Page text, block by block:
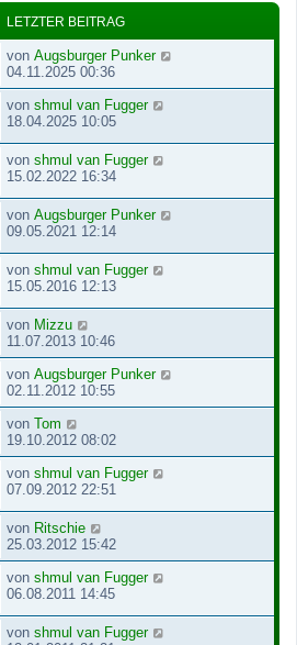
LETZTER BEITRAG
von Augsburger Punker
04.11.2025 00:36
von shmul van Fugger
18.04.2025 10:05
von shmul van Fugger
15.02.2022 16:34
von Augsburger Punker
09.05.2021 12:14
von shmul van Fugger
15.05.2016 12:13
von Mizzu
11.07.2013 10:46
von Augsburger Punker
02.11.2012 10:55
von Tom
19.10.2012 08:02
von shmul van Fugger
07.09.2012 22:51
von Ritschie
25.03.2012 15:42
von shmul van Fugger
06.08.2011 14:45
von shmul van Fugger